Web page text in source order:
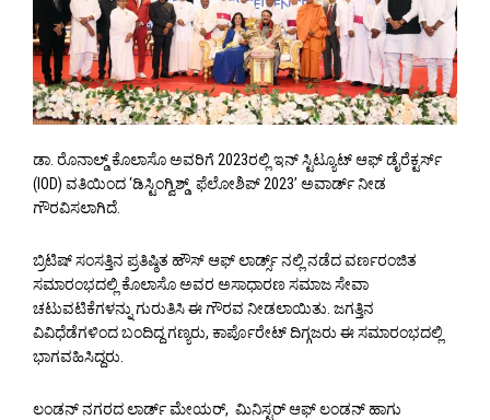
ಡಾ. ರೊನಾಲ್ಡ್ ಕೊಲಾಸೊ ಅವರಿಗೆ 2023ರಲ್ಲಿ ಇನ್ ಸ್ಟಿಟ್ಯೂಟ್ ಆಫ್ ಡೈರೆಕ್ಟರ್ಸ್
(IOD) ವತಿಯಿಂದ ‘ಡಿಸ್ಟಿಂಗ್ವಿಶ್ಡ್ ಫೆಲೋಶಿಪ್ 2023’ ಅವಾರ್ಡ್ ನೀಡ
ಗೌರವಿಸಲಾಗಿದೆ.
ಬ್ರಿಟಿಷ್ ಸಂಸತ್ತಿನ ಪ್ರತಿಷ್ಠಿತ ಹೌಸ್ ಆಫ್ ಲಾರ್ಡ್ಸ್ ನಲ್ಲಿ ನಡೆದ ವರ್ಣರಂಜಿತ
ಸಮಾರಂಭದಲ್ಲಿ ಕೊಲಾಸೊ ಅವರ ಅಸಾಧಾರಣ ಸಮಾಜ ಸೇವಾ
ಚಟುವಟಿಕೆಗಳನ್ನು ಗುರುತಿಸಿ ಈ ಗೌರವ ನೀಡಲಾಯಿತು. ಜಗತ್ತಿನ
ವಿವಿಧೆಡೆಗಳಿಂದ ಬಂದಿದ್ದ ಗಣ್ಯರು, ಕಾರ್ಪೊರೇಟ್ ದಿಗ್ಗಜರು ಈ ಸಮಾರಂಭದಲ್ಲಿ
ಭಾಗವಹಿಸಿದ್ದರು.
ಲಂಡನ್ ನಗರದ ಲಾರ್ಡ್ ಮೇಯರ್, ಮಿನಿಸ್ಟರ್ ಆಫ್ ಲಂಡನ್ ಹಾಗು